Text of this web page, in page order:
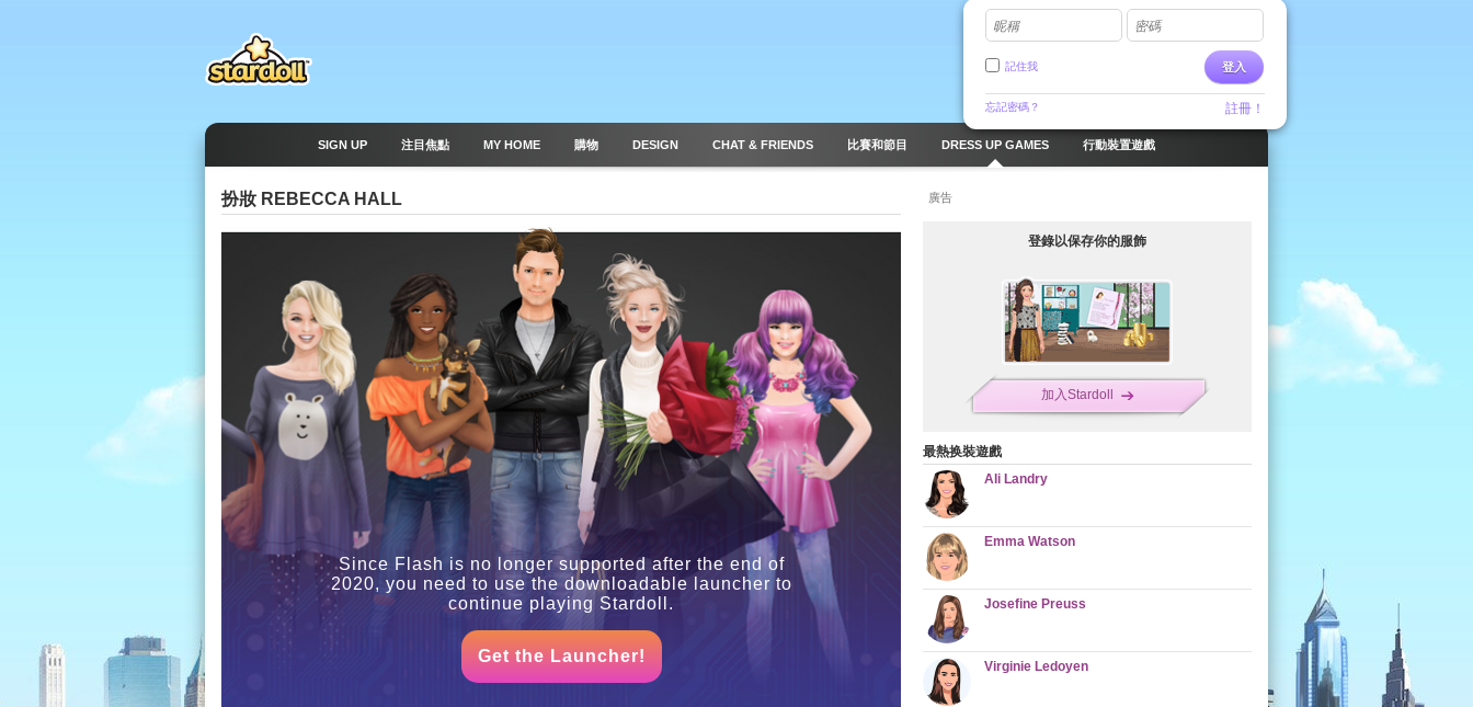
昵稱 密碼
登入
記住我
忘記密碼？ 註冊！
SIGN UP 注目焦點 MY HOME 購物 DESIGN CHAT & FRIENDS 比賽和節目 DRESS UP GAMES 行動裝置遊戲
扮妝 REBECCA HALL
Since Flash is no longer supported after the end of
2020, you need to use the downloadable launcher to
continue playing Stardoll.
Get the Launcher!
廣告
登錄以保存你的服飾
加入Stardoll
最熱换裝遊戲
Ali Landry
Emma Watson
Josefine Preuss
Virginie Ledoyen